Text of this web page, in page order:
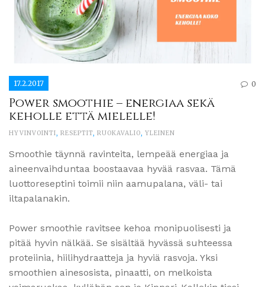
17.2.2017 0
Power smoothie – energiaa sekä
keholle että mielelle!
HYVINVOINTI RESEPTIT RUOKAVALIO YLEINEN
Smoothie täynnä ravinteita, lempeää energiaa ja
aineenvaihduntaa boostaavaa hyvää rasvaa. Tämä
luottoreseptini toimii niin aamupalana, väli- tai
iltapalanakin.
Power smoothie ravitsee kehoa monipuolisesti ja
pitää hyvin nälkää. Se sisältää hyvässä suhteessa
proteiinia, hiilihydraatteja ja hyviä rasvoja. Yksi
smoothien ainesosista, pinaatti, on melkoista